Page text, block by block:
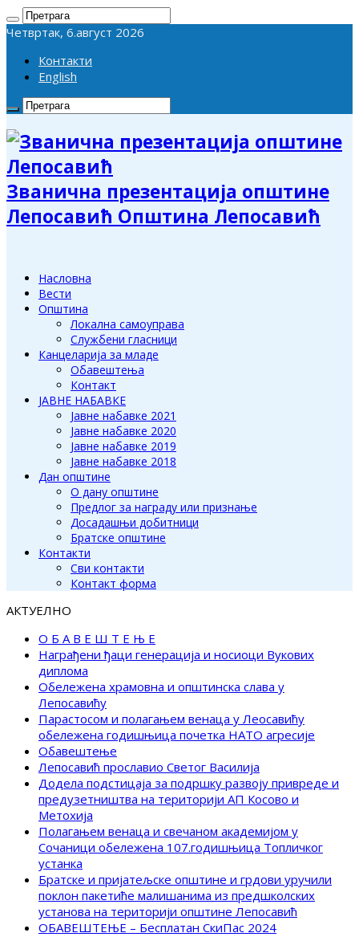
Четвртак, 6.август 2026
Контакти
English
Званична презентација општине
Лепосавић Општина Лепосавић
Насловна
Вести
Општина
Локална самоуправа
Службени гласници
Канцеларија за младе
Обавештења
Контакт
ЈАВНЕ НАБАВКЕ
Јавне набавке 2021
Јавне набавке 2020
Јавне набавке 2019
Јавне набавке 2018
Дан општине
О дану општине
Предлог за награду или признање
Досадашњи добитници
Братске општине
Контакти
Сви контакти
Контакт форма
АКТУЕЛНО
О Б А В Е Ш Т Е Њ Е
Награђени ђаци генерација и носиоци Вукових
диплома
Обележена храмовна и општинска слава у
Лепосавићу
Парастосом и полагањем венаца у Леосавићу
обележена годишњица почетка НАТО агресије
Обавештење
Лепосавић прославио Светог Василија
Додела подстицаја за подршку развоју привреде и
предузетништва на територији АП Косово и
Метохија
Полагањем венаца и свечаном академијом у
Сочаници обележена 107.годишњица Топличког
устанка
Братске и пријатељске општине и грдови уручили
поклон пакетиће малишанима из предшколских
установа на територији општине Лепосавић
ОБАВЕШТЕЊЕ – Бесплатан СкиПас 2024